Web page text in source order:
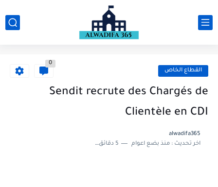
القطاع الخاص
0
Sendit recrute des Chargés de
Clientèle en CDI
alwadifa365
اخر تحديث :منذ بضع اعوام 5 دقائق للقراءة